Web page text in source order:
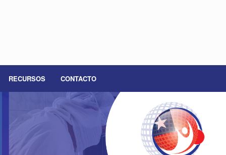
RECURSOS CONTACTO